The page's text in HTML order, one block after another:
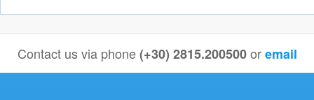
Contact us via phone(+30) 2815.200500 oremail